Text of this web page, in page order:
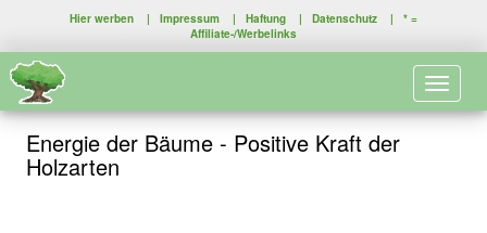
Hier werben | Impressum | Haftung | Datenschutz | * =
Affiliate-/Werbelinks
Energie der Bäume - Positive Kraft der
Holzarten